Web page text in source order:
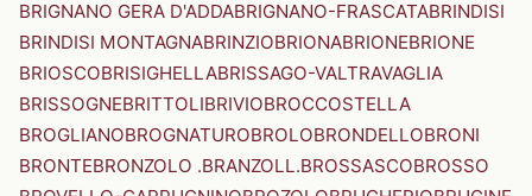
BRIGNANO GERA D'ADDABRIGNANO-FRASCATABRINDISI
BRINDISI MONTAGNABRINZIOBRIONABRIONEBRIONE
BRIOSCOBRISIGHELLABRISSAGO-VALTRAVAGLIA
BRISSOGNEBRITTOLIBRIVIOBROCCOSTELLA
BROGLIANOBROGNATUROBROLOBRONDELLOBRONI
BRONTEBRONZOLO .BRANZOLL.BROSSASCOBROSSO